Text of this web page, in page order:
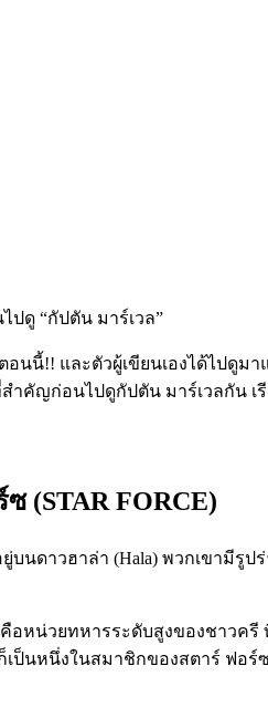
นนี้!! และตัวผู้เขียนเองได้ไปดูม
ำคัญก่อนไปดูกัปตัน มาร์เวลกัน เ
ซ(STAR FORCE)
บนดาวฮาล่า (Hala) พวกเขามีรูป
คือหน่วยทหารระดับสูงของชาวครี
เป็นหนึ่งในสมาชิกของสตาร์ ฟอร์